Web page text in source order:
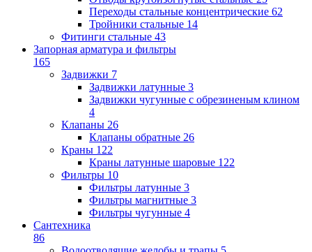
Переходы стальные концентрические 62
Тройники стальные 14
Фитинги стальные 43
Запорная арматура и фильтры
165
Задвижки 7
Задвижки латунные 3
Задвижки чугунные с обрезиненым клином
4
Клапаны 26
Клапаны обратные 26
Краны 122
Краны латунные шаровые 122
Фильтры 10
Фильтры латунные 3
Фильтры магнитные 3
Фильтры чугунные 4
Сантехника
86